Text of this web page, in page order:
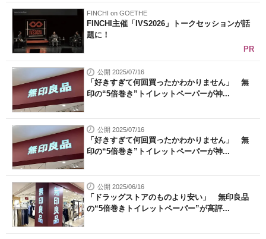
FINCHI on GOETHE
FINCHI主催「IVS2026」トークセッションが話
題に！
PR
公開 2025/07/16
「好きすぎて何回買ったかわかりません」 無
印の“5倍巻き”トイレットペーパーが神...
公開 2025/07/16
「好きすぎて何回買ったかわかりません」 無
印の“5倍巻き”トイレットペーパーが神...
公開 2025/06/16
「ドラッグストアのものより安い」 無印良品
の“5倍巻きトイレットペーパー”が高評...